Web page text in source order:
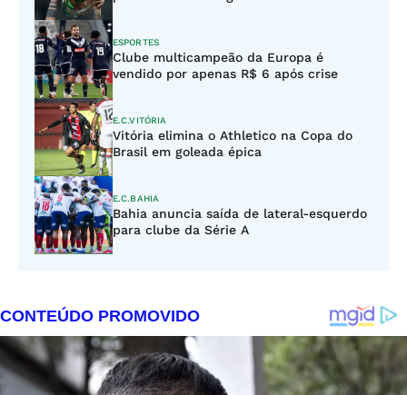
ESPORTES
Clube multicampeão da Europa é
vendido por apenas R$ 6 após crise
E.C.VITÓRIA
Vitória elimina o Athletico na Copa do
Brasil em goleada épica
E.C.BAHIA
Bahia anuncia saída de lateral-esquerdo
para clube da Série A